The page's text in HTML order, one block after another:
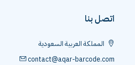
اتصل بنا
المملكة العربية السعودية
contact@aqar-barcode.com